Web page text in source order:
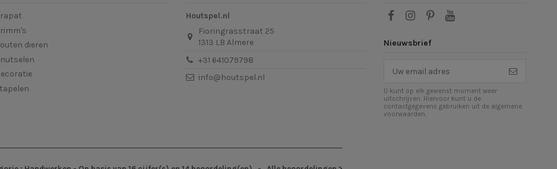
dieren
Houtspel.nl
Fioringrasstraat 25
1313 LB Almere
+31 641079798
info@houtspel.nl
Nieuwsbrief
U kunt op elk gewenst moment weer
uitschrijven. Hiervoor kunt u de
contactgegevens gebruiken uit de algemene
voorwaarden.